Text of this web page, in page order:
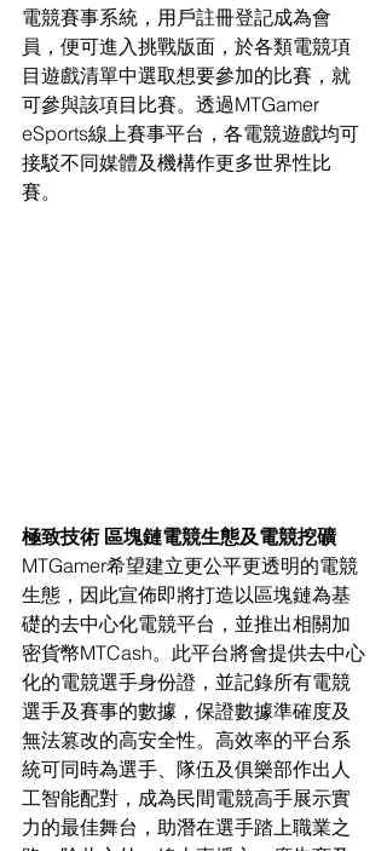
電競賽事系統，用戶註冊登記成為會
員，便可進入挑戰版面，於各類電競項
目遊戲清單中選取想要參加的比賽，就
可參與該項目比賽。透過MTGamer
eSports線上賽事平台，各電競遊戲均可
接駁不同媒體及機構作更多世界性比
賽。
極致技術 區塊鏈電競生態及電競挖礦
MTGamer希望建立更公平更透明的電競
生態，因此宣佈即將打造以區塊鏈為基
礎的去中心化電競平台，並推出相關加
密貨幣MTCash。此平台將會提供去中心
化的電競選手身份證，並記錄所有電競
選手及賽事的數據，保證數據準確度及
無法篡改的高安全性。高效率的平台系
統可同時為選手、隊伍及俱樂部作出人
工智能配對，成為民間電競高手展示實
力的最佳舞台，助潛在選手踏上職業之